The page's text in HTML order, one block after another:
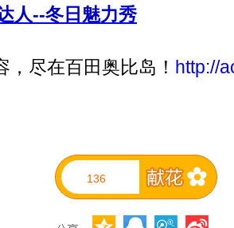
人--冬日魅力秀
尽在百田奥比岛！ http://
136